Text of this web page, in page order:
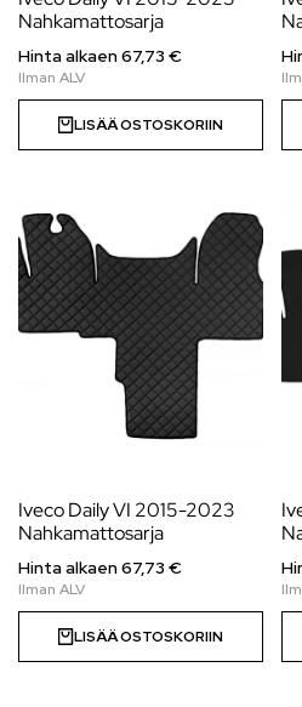
Nahkamattosarja
Hinta alkaen 67,73 €
LISÄÄ OSTOSKORIIN
Iveco Daily VI 2015-2023
Nahkamattosarja
Hinta alkaen 67,73 €
LISÄÄ OSTOSKORIIN